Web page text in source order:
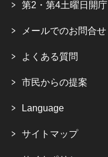
第2・第4土曜日開庁
メールでのお問合せ
よくある質問
市民からの提案
Language
サイトマップ